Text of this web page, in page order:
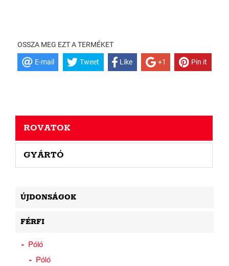
OSSZA MEG EZT A TERMÉKET
E-mail Tweet Like +1 Pin it
ROVATOK
GYÁRTÓ
ÚJDONSÁGOK
FÉRFI
Póló
Póló